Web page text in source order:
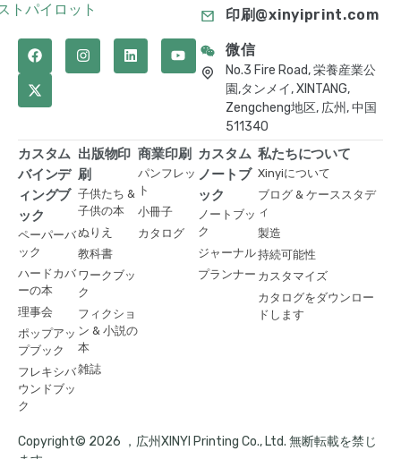
トパイロット 印刷@xinyiprint.com
微信
No.3 Fire Road, 栄養産業公
園,タンメイ, XINTANG,
Zengcheng地区, 広州, 中国
511340
カスタム
バインデ
ィングブ
ック
ペーパーバ
ック
ハードカバ
ーの本
理事会
ポップアッ
プブック
フレキシバ
ウンドブッ
ク
出版物印
刷
子供たち &
子供の本
ぬりえ
教科書
ワークブッ
ク
フィクショ
ン & 小説の
本
雑誌
商業印刷
パンフレッ
ト
小冊子
カタログ
カスタム
ノートブ
ック
ノートブッ
ク
ジャーナル
プランナー
私たちについて
Xinyiについて
ブログ & ケーススタデ
ィ
製造
持続可能性
カスタマイズ
カタログをダウンロー
ドします
Copyright© 2026 ，広州XINYI Printing Co., Ltd. 無断転載を禁じ